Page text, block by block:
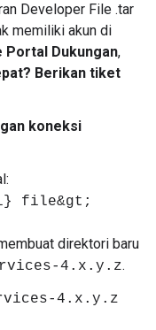
Developer File .tar
memiliki akun di
Portal Dukungan,
Berikan tiket
koneksi
file&gt;
direktori baru
4.x.y.z.
4.x.y.z